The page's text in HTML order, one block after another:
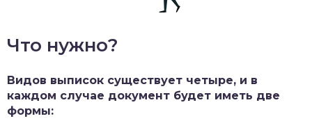
Что нужно?
Видов выписок существует четыре, и в
каждом случае документ будет иметь две
формы: